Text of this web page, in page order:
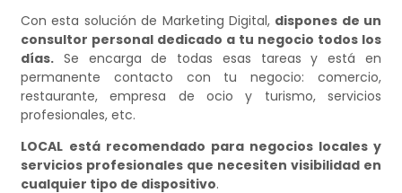
Con esta solución de Marketing Digital, dispones de un
consultor personal dedicado a tu negocio todos los
días. Se encarga de todas esas tareas y está en
permanente contacto con tu negocio: comercio,
restaurante, empresa de ocio y turismo, servicios
profesionales, etc.
LOCAL está recomendado para negocios locales y
servicios profesionales que necesiten visibilidad en
cualquier tipo de dispositivo.